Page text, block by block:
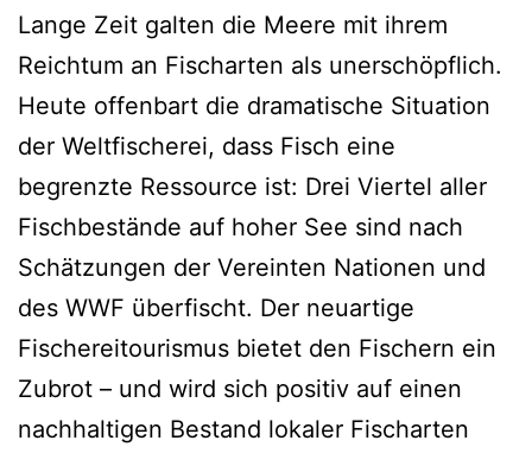
Lange Zeit galten die Meere mit ihrem
Reichtum an Fischarten als unerschöpflich.
Heute offenbart die dramatische Situation
der Weltfischerei, dass Fisch eine
begrenzte Ressource ist: Drei Viertel aller
Fischbestände auf hoher See sind nach
Schätzungen der Vereinten Nationen und
des WWF überfischt. Der neuartige
Fischereitourismus bietet den Fischern ein
Zubrot – und wird sich positiv auf einen
nachhaltigen Bestand lokaler Fischarten